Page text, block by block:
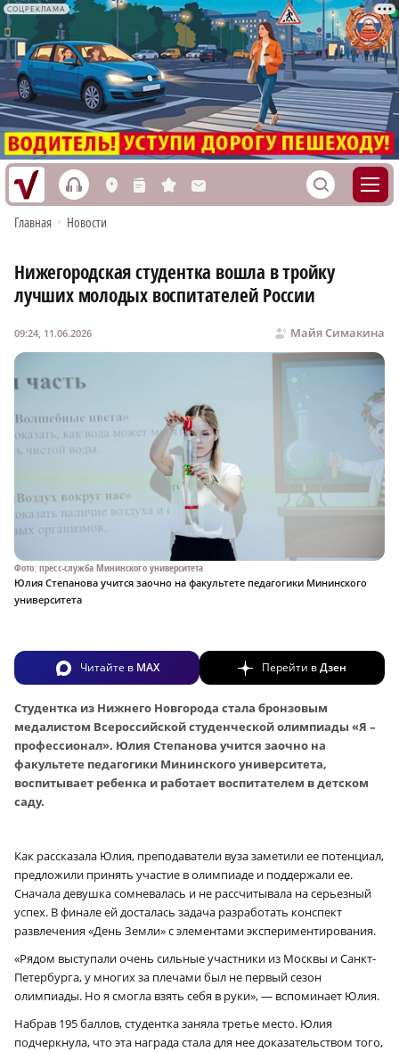
СОЦРЕКЛАМА
h L n s M S
Главная • Новости
Нижегородская студентка вошла в тройку
лучших молодых воспитателей России
Майя Симакина
09:24, 11.06.2026
Фото: пресс-служба Мининского университета
Юлия Степанова учится заочно на факультете педагогики Мининского
университета
Читайте в MAX Перейти вДзен
Студентка из Нижнего Новгорода стала бронзовым
медалистом Всероссийской студенческой олимпиады «Я –
профессионал». Юлия Степанова учится заочно на
факультете педагогики Мининского университета,
воспитывает ребенка и работает воспитателем в детском
саду.
Как рассказала Юлия, преподаватели вуза заметили ее потенциал,
предложили принять участие в олимпиаде и поддержали ее.
Сначала девушка сомневалась и не рассчитывала на серьезный
успех. В финале ей досталась задача разработать конспект
развлечения «День Земли» с элементами экспериментирования.
«Рядом выступали очень сильные участники из Москвы и Санкт-
Петербурга, у многих за плечами был не первый сезон
олимпиады. Но я смогла взять себя в руки», — вспоминает Юлия.
Набрав 195 баллов, студентка заняла третье место. Юлия
подчеркнула, что эта награда стала для нее доказательством того,